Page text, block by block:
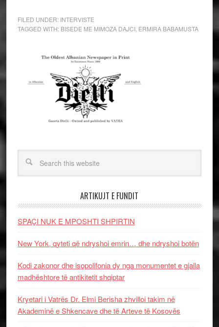
FILED UNDER: INTERVISTE
TAGGED WITH: BISEDE ME MIMOZA DAJCI, ERMIRA BABAMUSTA
ARTIKUJT E FUNDIT
SPAÇI NUK E MPOSHTI SHPIRTIN
New York, qyteti që ndryshoi emrin… dhe ndryshoi botën
Kodi zakonor dhe isopolifonia dy nga monumentet e gjalla
madhështore të antikitetit shqiptar
Kryetari i Vatrës Dr. Elmi Berisha zhvilloi takim në
Akademinë e Shkencave dhe të Arteve të Kosovës